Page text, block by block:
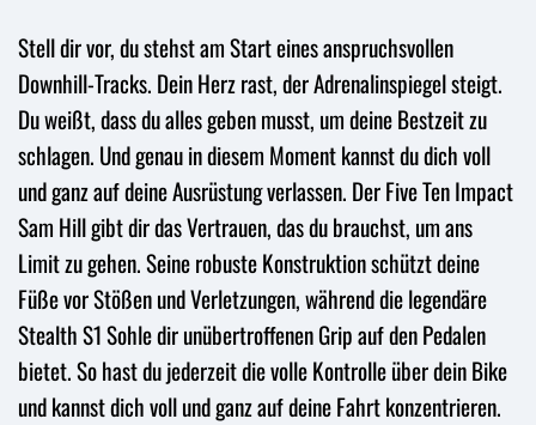
Stell dir vor, du stehst am Start eines anspruchsvollen
Downhill-Tracks. Dein Herz rast, der Adrenalinspiegel steigt.
Du weißt, dass du alles geben musst, um deine Bestzeit zu
schlagen. Und genau in diesem Moment kannst du dich voll
und ganz auf deine Ausrüstung verlassen. Der Five Ten Impact
Sam Hill gibt dir das Vertrauen, das du brauchst, um ans
Limit zu gehen. Seine robuste Konstruktion schützt deine
Füße vor Stößen und Verletzungen, während die legendäre
Stealth S1 Sohle dir unübertroffenen Grip auf den Pedalen
bietet. So hast du jederzeit die volle Kontrolle über dein Bike
und kannst dich voll und ganz auf deine Fahrt konzentrieren.